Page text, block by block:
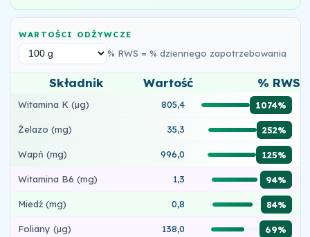
WARTOŚCI ODŻYWCZE
% RWS = % dziennego zapotrzebowania
Składnik Wartość % RWS
Witamina K (µg) 805,4 1074%
Żelazo (mg) 35,3 252%
Wapń (mg) 996,0 125%
Witamina B6 (mg) 1,3 94%
Miedź (mg) 0,8 84%
Foliany (µg) 138,0 69%